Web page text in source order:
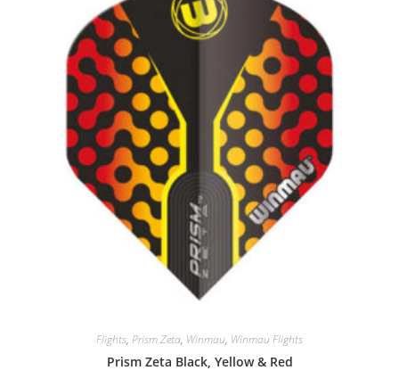
Flights, Prism Zeta, Winmau, Winmau Flights
Prism Zeta Black, Yellow & Red